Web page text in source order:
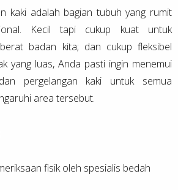
kaki adalah bagian tubuh yang rumit
Kecil tapi cukup kuat untuk
badan kita; dan cukup fleksibel
yang luas, Anda pasti ingin menemui
pergelangan kaki untuk semua
area tersebut.
fisik oleh spesialis bedah